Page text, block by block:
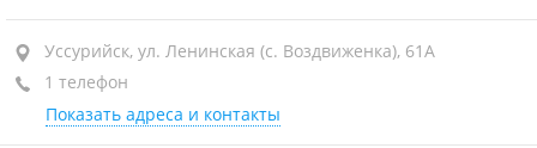
Уссурийск, ул. Ленинская (с. Воздвиженка), 61А
1 телефон
Показать адреса и контакты